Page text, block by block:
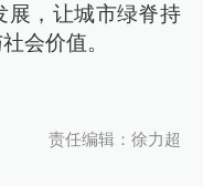
展，让城市绿脊持
会价值。
责任编辑：徐力超